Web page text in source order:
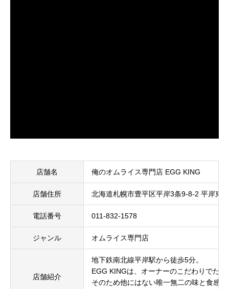
店舗名 俺のオムライス専門店 EGG KING
店舗住所 北海道札幌市豊平区平岸3条9-8-2 平岸東
電話番号 011-832-1578
ジャンル オムライス専門店
店舗紹介
地下鉄南北線平岸駅から徒歩5分。
EGG KINGは、オーナーのこだわりでた
そのため他にはない唯一無二の味と食感